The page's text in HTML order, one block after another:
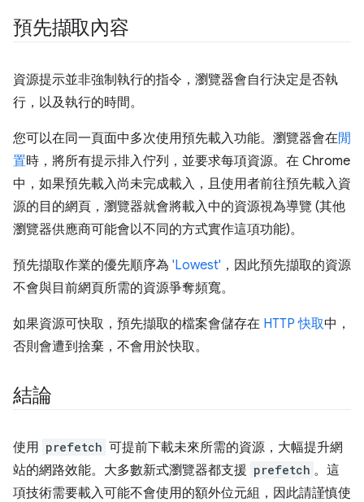
預先擷取內容
資源提示並非強制執行的指令，瀏覽器會自行決定是否執
行，以及執行的時間。
您可以在同一頁面中多次使用預先載入功能。瀏覽器會在閒
置時，將所有提示排入佇列，並要求每項資源。在 Chrome
中，如果預先載入尚未完成載入，且使用者前往預先載入資
源的目的網頁，瀏覽器就會將載入中的資源視為導覽 (其他
瀏覽器供應商可能會以不同的方式實作這項功能)。
預先擷取作業的優先順序為 'Lowest' ，因此預先擷取的資源
不會與目前網頁所需的資源爭奪頻寬。
如果資源可快取，預先擷取的檔案會儲存在 HTTP 快取中，
否則會遭到捨棄，不會用於快取。
結論
使用 prefetch 可提前下載未來所需的資源，大幅提升網
站的網路效能。大多數新式瀏覽器都支援 prefetch 。這
項技術需要載入可能不會使用的額外位元組，因此請謹慎使